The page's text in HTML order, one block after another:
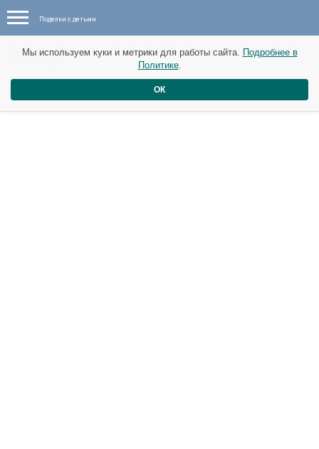
Поделки с детьми
Новые темы в сообществе Поделки с детьми от 14
Мы используем куки и метрики для работы сайта. Подробнее в
Политике.
ОК